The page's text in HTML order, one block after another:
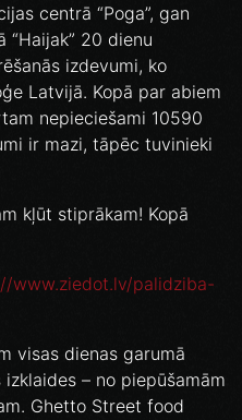
centrā “Poga”, gan
20 dienu
izdevumi, ko
Latvijā. Kopā par abiem
nepieciešami 10590
ir mazi, tāpēc tuvinieki
kļūt stiprākam! Kopā
www.ziedot.lv/palidziba-
visas dienas garumā
– no piepūšamām
Ghetto Street food